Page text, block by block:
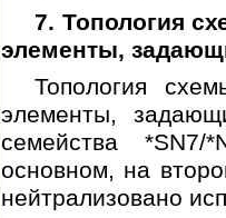
7. Топология
элементы,
Топология
элементы,
семейства
основном, на
нейтрализовано